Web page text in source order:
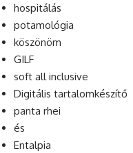
hospitálás
potamológia
köszönöm
GILF
soft all inclusive
Digitális tartalomkészítő
panta rhei
és
Entalpia